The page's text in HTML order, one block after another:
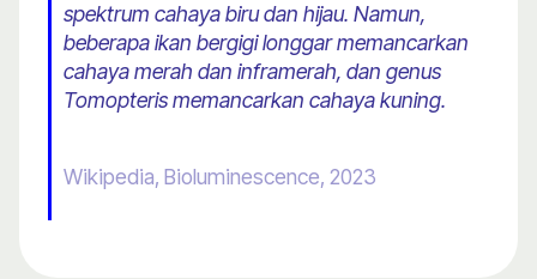
spektrum cahaya biru dan hijau. Namun,
beberapa ikan bergigi longgar memancarkan
cahaya merah dan inframerah, dan genus
Tomopteris memancarkan cahaya kuning.
Wikipedia, Bioluminescence, 2023